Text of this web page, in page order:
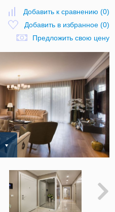
Добавить к сравнению (0)
Добавить в избранное(0)
Предложить свою цену